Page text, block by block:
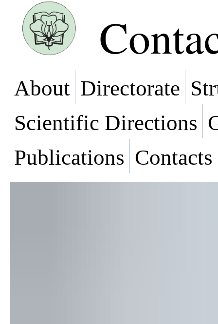
About Directorate
Scientific Directions
Publications Contacts